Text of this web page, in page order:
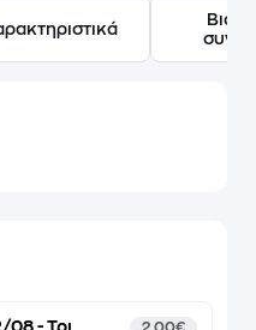
08 - Τρι